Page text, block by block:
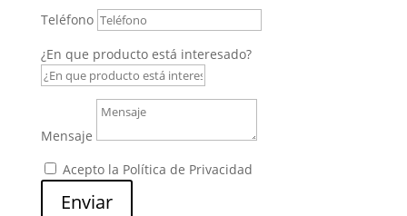
Teléfono
¿En que producto está interesado?
Mensaje
Acepto la Política de Privacidad
Enviar